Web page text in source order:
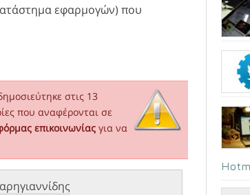
εφαρμογών) που
στις 13
που αναφέρονται σε
επικοινωνίας για να